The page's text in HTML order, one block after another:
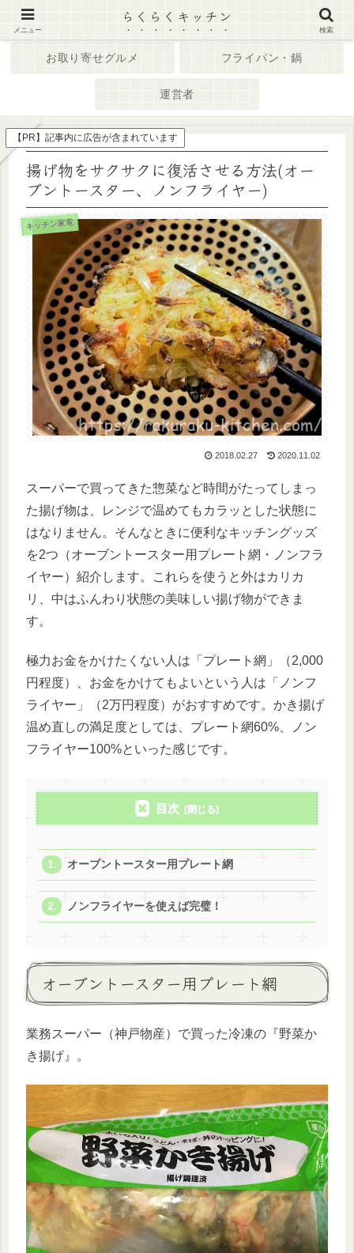
キッチン家電
お取り寄せグルメ フライパン・鍋
運営者
【PR】記事内に広告が含まれています
揚げ物をサクサクに復活させる方法(オー
ブントースター、ノンフライヤー)
キッチン家電
2018.02.27 2020.11.02
スーパーで買ってきた惣菜など時間がたってしまっ
た揚げ物は、レンジで温めてもカラッとした状態に
はなりません。そんなときに便利なキッチングッズ
を2つ（オーブントースター用プレート網・ノンフラ
イヤー）紹介します。これらを使うと外はカリカ
リ、中はふんわり状態の美味しい揚げ物ができま
す。
極力お金をかけたくない人は「プレート網」（2,000
円程度）、お金をかけてもよいという人は「ノンフ
ライヤー」（2万円程度）がおすすめです。かき揚げ
温め直しの満足度としては、プレート網60%、ノン
フライヤー100%といった感じです。
目次
オーブントースター用プレート網
ノンフライヤーを使えば完璧！
オーブントースター用プレート網
業務スーパー（神戸物産）で買った冷凍の『野菜か
き揚げ』。
メニュー
らくらくキッチン
検索